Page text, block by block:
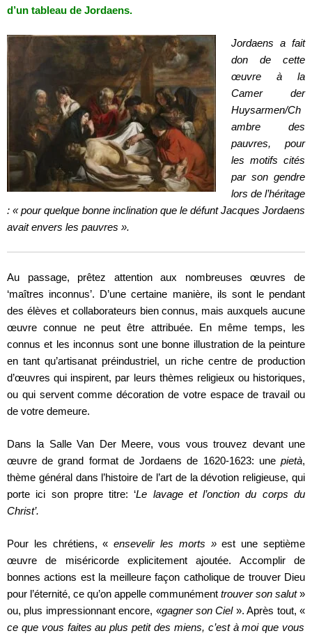
d’un tableau de Jordaens.
Jordaens a fait
don de cette
œuvre à la
Camer der
Huysarmen/Ch
ambre des
pauvres, pour
les motifs cités
par son gendre
lors de l’héritage
: « pour quelque bonne inclination que le défunt Jacques Jordaens
avait envers les pauvres ».
Au passage, prêtez attention aux nombreuses œuvres de
‘maîtres inconnus’. D’une certaine manière, ils sont le pendant
des élèves et collaborateurs bien connus, mais auxquels aucune
œuvre connue ne peut être attribuée. En même temps, les
connus et les inconnus sont une bonne illustration de la peinture
en tant qu’artisanat préindustriel, un riche centre de production
d’œuvres qui inspirent, par leurs thèmes religieux ou historiques,
ou qui servent comme décoration de votre espace de travail ou
de votre demeure.
Dans la Salle Van Der Meere, vous vous trouvez devant une
œuvre de grand format de Jordaens de 1620-1623: une pietà,
thème général dans l’histoire de l’art de la dévotion religieuse, qui
porte ici son propre titre: ‘Le lavage et l’onction du corps du
Christ’.
Pour les chrétiens, «ensevelir les morts »est une septième
œuvre de miséricorde explicitement ajoutée. Accomplir de
bonnes actions est la meilleure façon catholique de trouver Dieu
pour l’éternité, ce qu’on appelle communément trouver son salut»
ou, plus impressionnant encore, «gagner son Ciel». Après tout, «
ce que vous faites au plus petit des miens, c’est à moi que vous